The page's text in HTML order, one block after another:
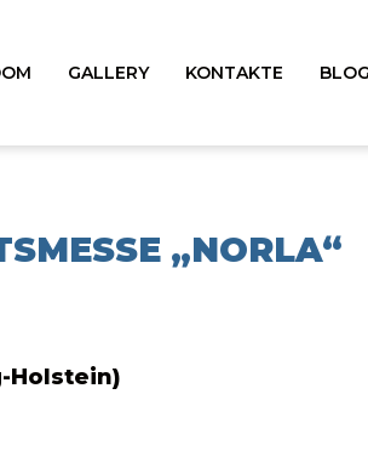
GALLERY KONTAKTE BLOG
„NORLA“
Holstein)